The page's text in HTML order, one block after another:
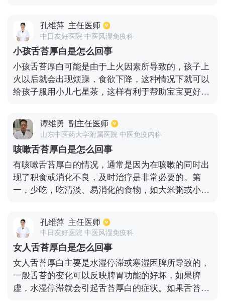
可以根据情况适当的吃一些如薏米之类的具有排湿气
效果的食物，必要时，也可在医生的指导适当的服用
一些药物来排湿气。
孔维萍 主任医师
中日友好医院 中医风湿免疫科
小孩舌苔厚白是怎么回事
小孩舌苔厚白可能是由于上火因素所导致的，孩子上
火以后就会出现烦躁，食欲下降，这种情况下就可以
给孩子服用小儿七星茶，这样有利于帮助宝宝更好地
所导致的，平时要多吃一些容易消化的食物和新鲜的
蔬菜水果，不要吃油腻、辛辣的食物，尤其是肉类。
谭维勇 副主任医师
山东中医药大学附属医院 中医免疫内科
咳嗽舌苔厚白是怎么回事
有咳嗽舌苔厚白的情况，通常是因为在咳嗽的同时出
现了积食或消化不良，及时治疗是非常必要的。第
一，少吃，吃清淡、易消化的食物，如大米粥或小米
进消化的药物。如果咳嗽症状严重，我们应该检查血
常规，看看是否有细菌感染。如果是细菌感染，应该
同时使用抗生素，可以使用对胃肠道刺激较小的抗生
素，如头孢克肟、头孢拉定等，不会加重积食或消化
不良。
孔维萍 主任医师
中日友好医院 中医风湿免疫科
女人舌苔厚白是怎么回事
女人舌苔厚白主要是水湿停滞或寒湿困脾所导致的，
一般舌苔的变化可以反映脾胃功能的好坏，如果脾
虚，水湿停滞就会引起舌苔厚白的症状。如果舌苔发